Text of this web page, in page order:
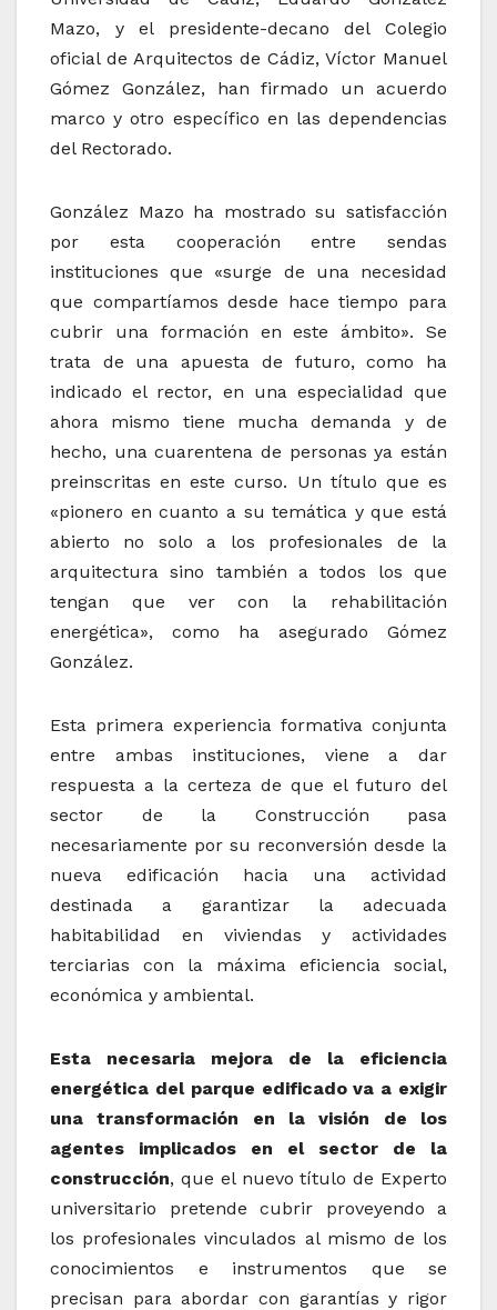
Mazo, y el presidente-decano del Colegio
oficial de Arquitectos de Cádiz, Víctor Manuel
Gómez González, han firmado un acuerdo
marco y otro específico en las dependencias
del Rectorado.
González Mazo ha mostrado su satisfacción
por esta cooperación entre sendas
instituciones que «surge de una necesidad
que compartíamos desde hace tiempo para
cubrir una formación en este ámbito». Se
trata de una apuesta de futuro, como ha
indicado el rector, en una especialidad que
ahora mismo tiene mucha demanda y de
hecho, una cuarentena de personas ya están
preinscritas en este curso. Un título que es
«pionero en cuanto a su temática y que está
abierto no solo a los profesionales de la
arquitectura sino también a todos los que
tengan que ver con la rehabilitación
energética», como ha asegurado Gómez
González.
Esta primera experiencia formativa conjunta
entre ambas instituciones, viene a dar
respuesta a la certeza de que el futuro del
sector de la Construcción pasa
necesariamente por su reconversión desde la
nueva edificación hacia una actividad
destinada a garantizar la adecuada
habitabilidad en viviendas y actividades
terciarias con la máxima eficiencia social,
económica y ambiental.
Esta necesaria mejora de la eficiencia
energética del parque edificado va a exigir
una transformación en la visión de los
agentes implicados en el sector de la
construcción, que el nuevo título de Experto
universitario pretende cubrir proveyendo a
los profesionales vinculados al mismo de los
conocimientos e instrumentos que se
precisan para abordar con garantías y rigor